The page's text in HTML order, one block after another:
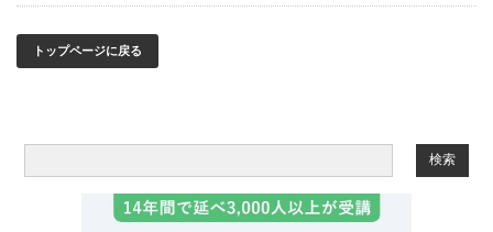
トップページに戻る